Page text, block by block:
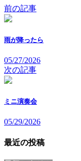
前の記事
雨が降ったら
05/27/2026
次の記事
ミニ演奏会
05/29/2026
最近の投稿